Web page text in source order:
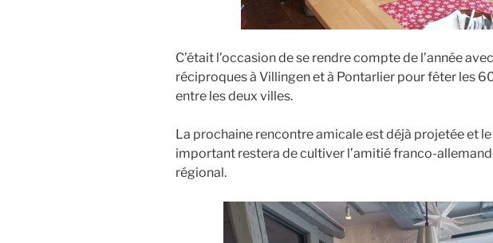
C’était l’occasion de se rendre compte de l’année
réciproques à Villingen et à Pontarlier pour fêter les
entre les deux villes.
La prochaine rencontre amicale est déjà projetée et
important restera de cultiver l’amitié franco-
régional.